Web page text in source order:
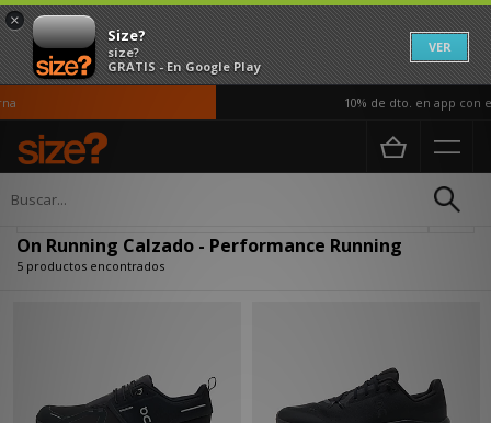
×
Size?
size?
GRATIS - En Google Play
VER
10% de dto. en app con el
Página principal
On Running Calzado - Performance Running
5 productos encontrados